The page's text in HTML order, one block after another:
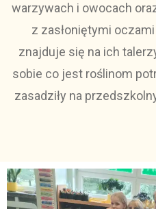
warzywach i owocach
z zasłoniętymi
znajduje się na ich
sobie co jest roślinom
zasadziły na